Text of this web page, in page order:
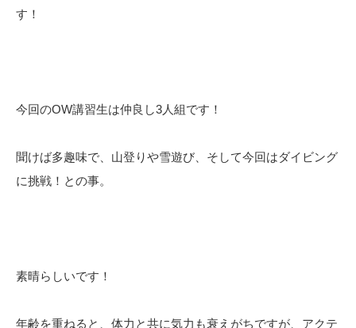
す！
今回のOW講習生は仲良し3人組です！
聞けば多趣味で、山登りや雪遊び、そして今回はダイビング
に挑戦！との事。
素晴らしいです！
年齢を重ねると、体力と共に気力も衰えがちですが、アクテ